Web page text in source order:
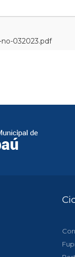
032023.pdf